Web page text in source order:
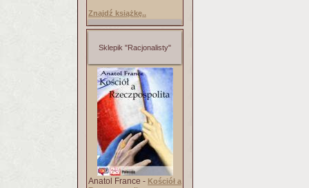
Znajdź książkę..
Sklepik "Racjonalisty"
Anatol France - Kościół a